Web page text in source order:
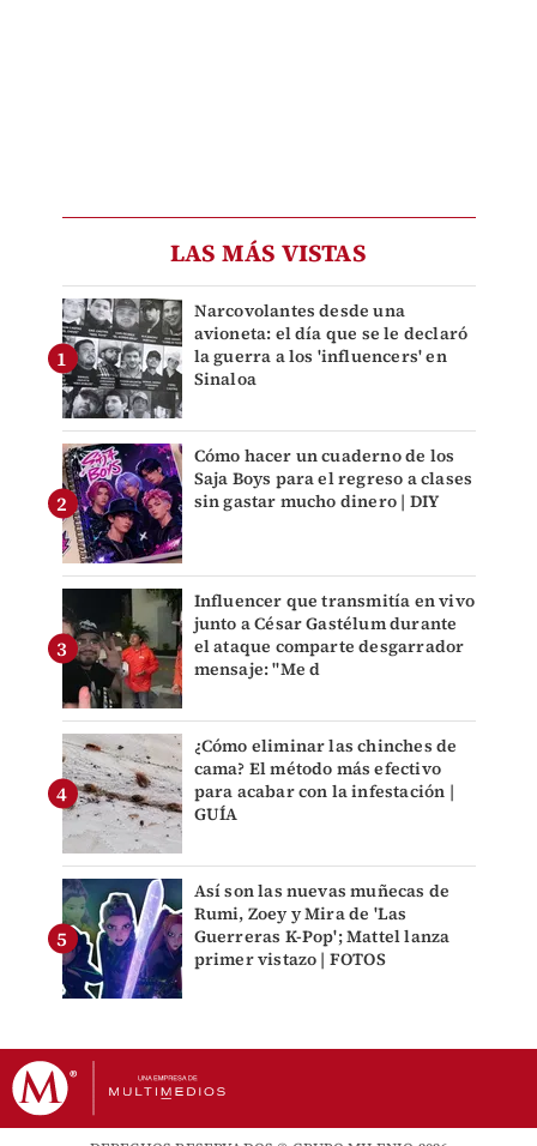
LAS MÁS VISTAS
Narcovolantes desde una
avioneta: el día que se le declaró
la guerra a los 'influencers' en
Sinaloa
Cómo hacer un cuaderno de los
Saja Boys para el regreso a clases
sin gastar mucho dinero | DIY
Influencer que transmitía en vivo
junto a César Gastélum durante
el ataque comparte desgarrador
mensaje: "Me d
¿Cómo eliminar las chinches de
cama? El método más efectivo
para acabar con la infestación |
GUÍA
Así son las nuevas muñecas de
Rumi, Zoey y Mira de 'Las
Guerreras K-Pop'; Mattel lanza
primer vistazo | FOTOS